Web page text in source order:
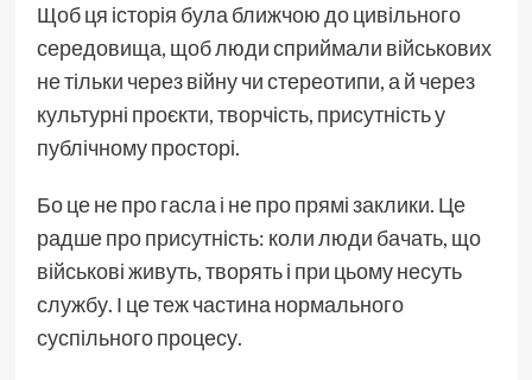
Щоб ця історія була ближчою до цивільного
середовища, щоб люди сприймали військових
не тільки через війну чи стереотипи, а й через
культурні проєкти, творчість, присутність у
публічному просторі.
Бо це не про гасла і не про прямі заклики. Це
радше про присутність: коли люди бачать, що
військові живуть, творять і при цьому несуть
службу. І це теж частина нормального
суспільного процесу.